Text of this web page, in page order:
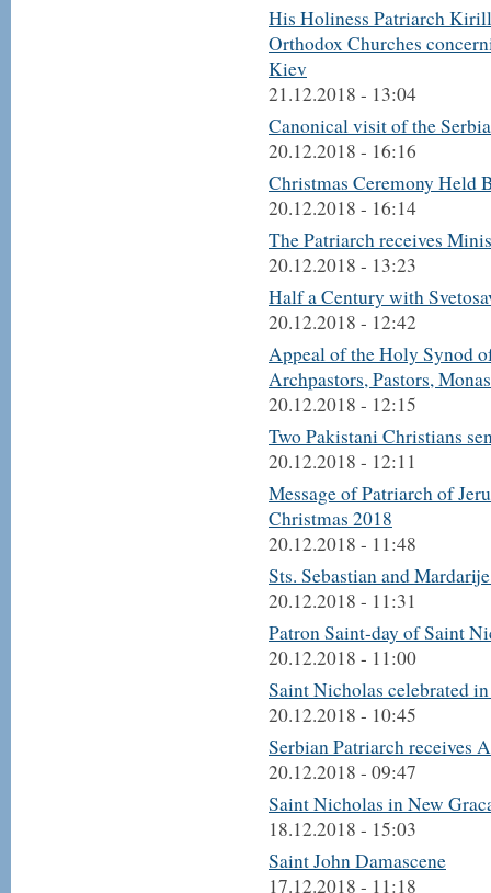
His Holiness Patriarch
Orthodox Churches
Kiev
21.12.2018 - 13:04
Canonical visit of the
20.12.2018 - 16:16
Christmas Ceremony Held
20.12.2018 - 16:14
The Patriarch receives
20.12.2018 - 13:23
Half a Century with
20.12.2018 - 12:42
Appeal of the Holy Synod
Archpastors, Pastors,
20.12.2018 - 12:15
Two Pakistani Christians
20.12.2018 - 12:11
Message of Patriarch of
Christmas 2018
20.12.2018 - 11:48
Sts. Sebastian and
20.12.2018 - 11:31
Patron Saint-day of Saint
20.12.2018 - 11:00
Saint Nicholas celebrated
20.12.2018 - 10:45
Serbian Patriarch receives
20.12.2018 - 09:47
Saint Nicholas in New
18.12.2018 - 15:03
Saint John Damascene
17.12.2018 - 11:18